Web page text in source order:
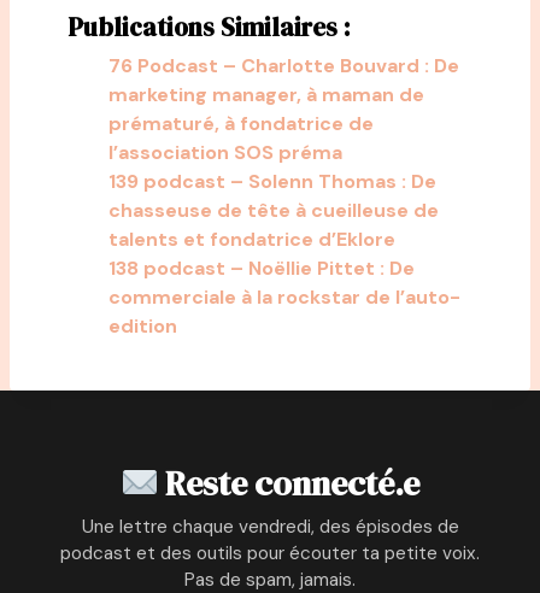
Publications Similaires :
76 Podcast – Charlotte Bouvard : De
marketing manager, à maman de
prématuré, à fondatrice de
l’association SOS préma
139 podcast – Solenn Thomas : De
chasseuse de tête à cueilleuse de
talents et fondatrice d’Eklore
138 podcast – Noëllie Pittet : De
commerciale à la rockstar de l’auto-
edition
Reste connecté.e
Une lettre chaque vendredi, des épisodes de
podcast et des outils pour écouter ta petite voix.
Pas de spam, jamais.